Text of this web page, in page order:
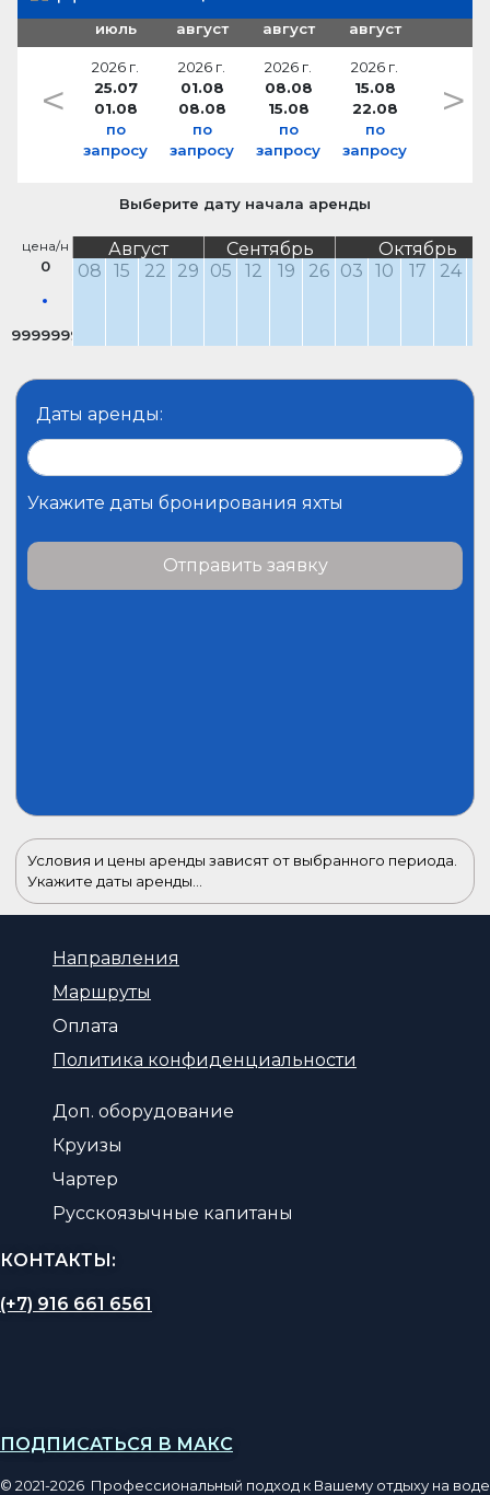
июль
2026 г.
25.07
01.08
по
запросу
август
2026 г.
01.08
08.08
по
запросу
август
2026 г.
08.08
15.08
по
запросу
август
2026 г.
15.08
22.08
по
запросу
< >
Выберите дату начала аренды
цена/н
0
9999999
Август Сентябрь
Октябрь
08
15 22 29 05 12 19 26 03 10 17 24
Даты аренды:
Укажите даты бронирования яхты
Отправить заявку
Условия и цены аренды зависят от выбранного периода.
Укажите даты аренды...
Направления
Маршруты
Оплата
Политика конфиденциальности
Доп. оборудование
Круизы
Чартер
Русскоязычные капитаны
КОНТАКТЫ:
(+7) 916 661 6561
ПОДПИСАТЬСЯ В МАКС
© 2021-2026 Профессиональный подход к Вашему отдыху на воде